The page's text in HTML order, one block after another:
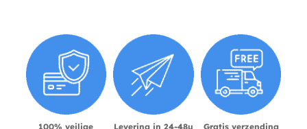
100% veilige
Levering in 24-48u
Gratis verzending